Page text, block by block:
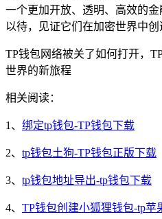
一个更加开放、透明、高效的
以待，见证它们在加密世界中创
TP钱包网络被关了如何打开，
世界的新旅程
相关阅读：
1、 绑定tp钱包-TP钱包下载
2、 tp钱包土狗-TP钱包正版下载
3、 tp钱包地址导出-tp钱包下载
4、 TP钱包创建小狐狸钱包-tp苹